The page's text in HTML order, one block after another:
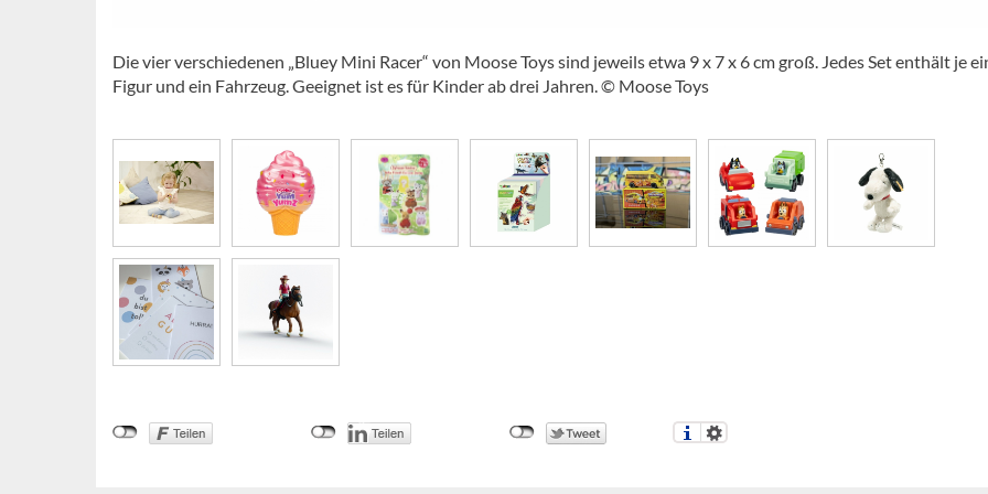
Die vier verschiedenen „Bluey Mini Racer“ von Moose Toys sind jeweils etwa 9 x 7 x 6 cm groß. Jedes Set enthält je
Figur und ein Fahrzeug. Geeignet ist es für Kinder ab drei Jahren. © Moose Toys